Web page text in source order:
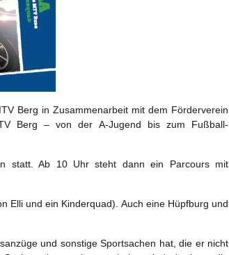
Berg in Zusammenarbeit mit dem Förderverein
Berg – von der A-Jugend bis zum Fußball-
statt. Ab 10 Uhr steht dann ein Parcours mit
Elli und ein Kinderquad). Auch eine Hüpfburg und
und sonstige Sportsachen hat, die er nicht